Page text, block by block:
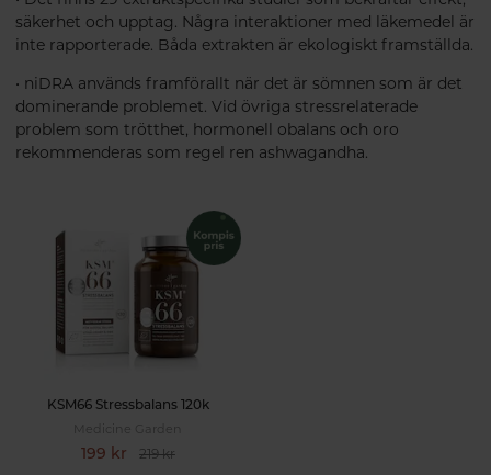
säkerhet och upptag. Några interaktioner med läkemedel är
inte rapporterade. Båda extrakten är ekologiskt framställda.
• niDRA används framförallt när det är sömnen som är det
dominerande problemet. Vid övriga stressrelaterade
problem som trötthet, hormonell obalans och oro
rekommenderas som regel ren ashwagandha.
KSM66 Stressbalans 120k
Medicine Garden
199 kr 219 kr